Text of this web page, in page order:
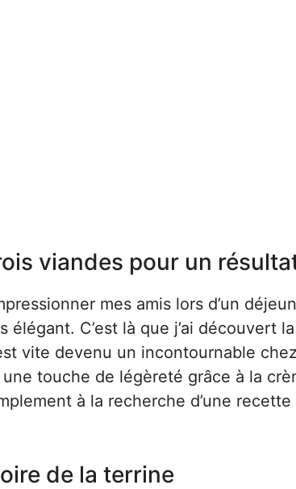
viandes pour un
mes amis lors d’un
C’est là que j’ai découvert la
vite devenu un incontournable
touche de légèreté grâce à la
à la recherche d’une
de la terrine